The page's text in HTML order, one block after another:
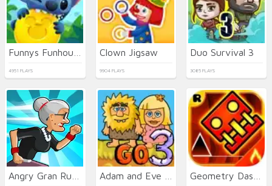
4951 PLAYS
Clown Jigsaw
9904 PLAYS
Duo Survival 3
3085 PLAYS